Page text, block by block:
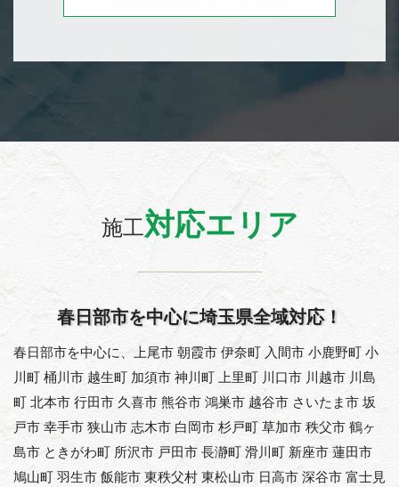
施工対応エリア
春日部市を中心に埼玉県全域対応！
春日部市を中心に、上尾市 朝霞市 伊奈町 入間市 小鹿野町 小
川町 桶川市 越生町 加須市 神川町 上里町 川口市 川越市 川島
町 北本市 行田市 久喜市 熊谷市 鴻巣市 越谷市 さいたま市 坂
戸市 幸手市 狭山市 志木市 白岡市 杉戸町 草加市 秩父市 鶴ヶ
島市 ときがわ町 所沢市 戸田市 長瀞町 滑川町 新座市 蓮田市
鳩山町 羽生市 飯能市 東秩父村 東松山市 日高市 深谷市 富士見